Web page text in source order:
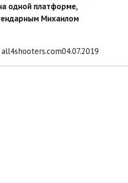
одной платформе,
Михаилом
all4shooters.com04.07.2019